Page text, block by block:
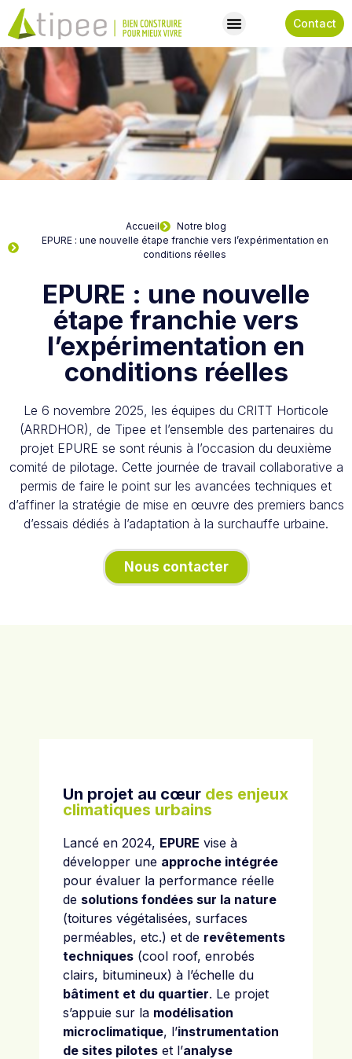
Contact
Accueil
Notre blog
EPURE : une nouvelle étape franchie vers l’expérimentation en
conditions réelles
EPURE : une nouvelle
étape franchie vers
l’expérimentation en
conditions réelles
Le 6 novembre 2025, les équipes du CRITT Horticole
(ARRDHOR), de Tipee et l’ensemble des partenaires du
projet EPURE se sont réunis à l’occasion du deuxième
comité de pilotage. Cette journée de travail collaborative a
permis de faire le point sur les avancées techniques et
d’affiner la stratégie de mise en œuvre des premiers bancs
d’essais dédiés à l’adaptation à la surchauffe urbaine.
Nous contacter
Un projet au cœur des enjeux
climatiques urbains
Lancé en 2024, EPURE vise à
développer une approche intégrée
pour évaluer la performance réelle
de solutions fondées sur la nature
(toitures végétalisées, surfaces
perméables, etc.) et de revêtements
techniques (cool roof, enrobés
clairs, bitumineux) à l’échelle du
bâtiment et du quartier. Le projet
s’appuie sur la modélisation
microclimatique, l’instrumentation
de sites pilotes et l’analyse